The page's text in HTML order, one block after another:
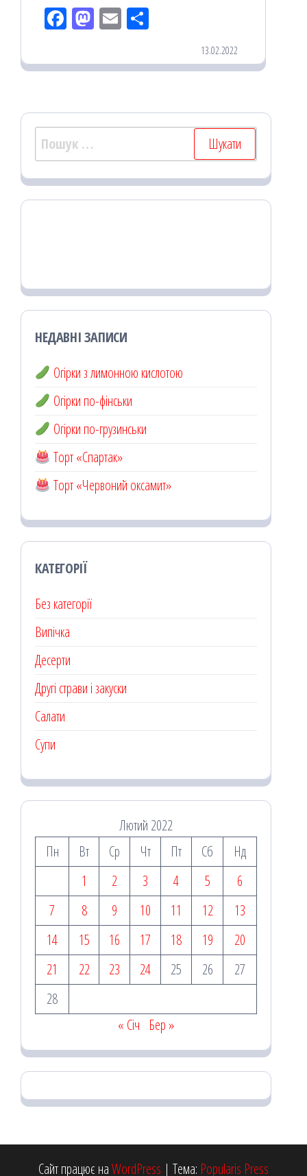
Fac
oo
M
od
Em
ит
я
13.02.2022
Пошук:
НЕДАВНІ ЗАПИСИ
Огірки з лимонною кислотою
Огірки по-фінськи
Огірки по-грузинськи
Торт «Спартак»
Торт «Червоний оксамит»
КАТЕГОРІЇ
Без категорії
Випічка
Десерти
Другі страви і закуски
Салати
Супи
Лютий 2022
Пн
Вт Ср Чт Пт Сб
Нд
1
2 3 4 5
6
7
8 9 10 11 12
13
14
15 16 17 18 19
20
21
22 23 24 25 26
27
28
« Січ Бер »
Сайт працює наWordPress | Тема: Popularis Press